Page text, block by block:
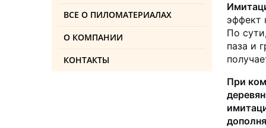
ВСЕ О ПИЛОМАТЕРИАЛАХ
О КОМПАНИИ
КОНТАКТЫ
эффект
По
паза и
При